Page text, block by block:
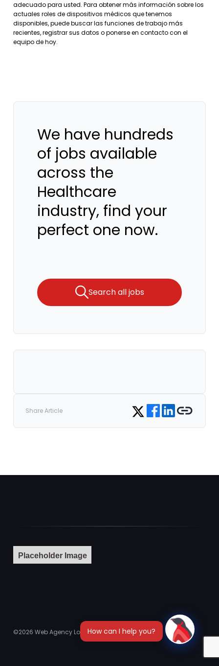
adecuado para usted. Para obtener más información sobre los
actuales roles de dispositivos médicos que tenemos
disponibles, puede buscar las funciones de trabajo más
recientes, registrar sus datos o ponerse en contacto con el
equipo de hoy.
We have hundreds
of jobs available
across the
Healthcare
industry, find your
perfect one now.
Search all jobs
Share Article Share on Twitter
Share on Facebook
Share on LinkedIn
Copy link
Placeholder Image
©2026 Web Agency London